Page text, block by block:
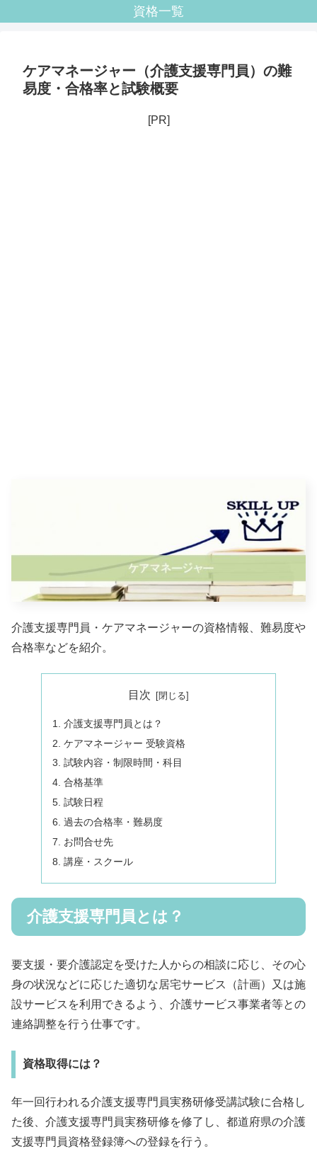
資格一覧
ケアマネージャー（介護支援専門員）の難
易度・合格率と試験概要
[PR]
介護支援専門員・ケアマネージャーの資格情報、難易度や
合格率などを紹介。
目次
介護支援専門員とは？
ケアマネージャー 受験資格
試験内容・制限時間・科目
合格基準
試験日程
過去の合格率・難易度
お問合せ先
講座・スクール
介護支援専門員とは？
要支援・要介護認定を受けた人からの相談に応じ、その心
身の状況などに応じた適切な居宅サービス（計画）又は施
設サービスを利用できるよう、介護サービス事業者等との
連絡調整を行う仕事です。
資格取得には？
年一回行われる介護支援専門員実務研修受講試験に合格し
た後、介護支援専門員実務研修を修了し、都道府県の介護
支援専門員資格登録簿への登録を行う。